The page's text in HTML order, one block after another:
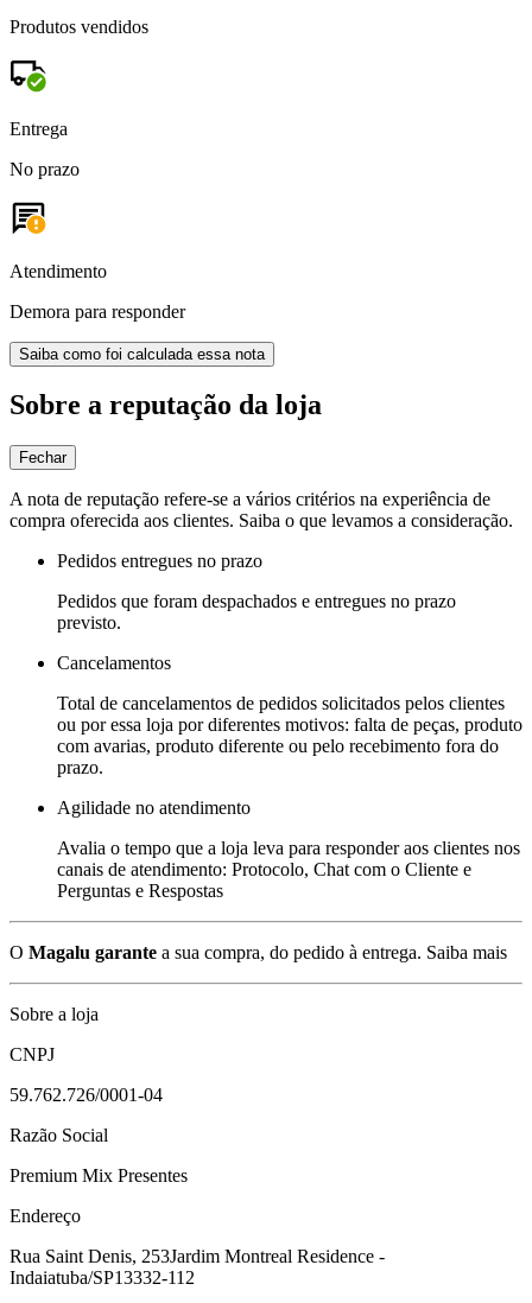
Produtos vendidos
Entrega
No prazo
Atendimento
Demora para responder
Saiba como foi calculada essa nota
Sobre a reputação da loja
Fechar
A nota de reputação refere-se a vários critérios na experiência de
compra oferecida aos clientes. Saiba o que levamos a consideração.
Pedidos entregues no prazo
Pedidos que foram despachados e entregues no prazo
previsto.
Cancelamentos
Total de cancelamentos de pedidos solicitados pelos clientes
ou por essa loja por diferentes motivos: falta de peças, produto
com avarias, produto diferente ou pelo recebimento fora do
prazo.
Agilidade no atendimento
Avalia o tempo que a loja leva para responder aos clientes nos
canais de atendimento: Protocolo, Chat com o Cliente e
Perguntas e Respostas
O Magalu garante a sua compra, do pedido à entrega. Saiba mais
Sobre a loja
CNPJ
59.762.726/0001-04
Razão Social
Premium Mix Presentes
Endereço
Rua Saint Denis, 253Jardim Montreal Residence -
Indaiatuba/SP13332-112